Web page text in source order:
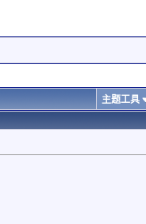
主题工具